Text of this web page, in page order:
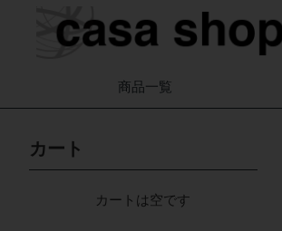
商品一覧
カート
カートは空です